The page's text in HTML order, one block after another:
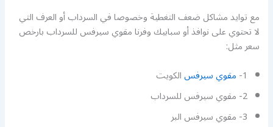
مع توايد مشاكل ضعف التغطية وخصوصا في السرداب أو العرف التي
لا تحتوي على نوافذ أو سبابيك وفرنا مقوي سيرفس للسرداب بارخص
سعر مثل:
1- مقوي سيرفسالكويت
2- مقوي سيرفس للسرداب
3- مقوي سيرفس البر